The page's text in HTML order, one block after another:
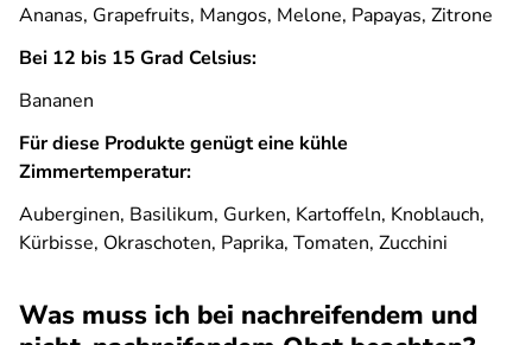
Ananas, Grapefruits, Mangos, Melone, Papayas, Zitrone
Bei 12 bis 15 Grad Celsius:
Bananen
Für diese Produkte genügt eine kühle
Zimmertemperatur:
Auberginen, Basilikum, Gurken, Kartoffeln, Knoblauch,
Kürbisse, Okraschoten, Paprika, Tomaten, Zucchini
Was muss ich bei nachreifendem und